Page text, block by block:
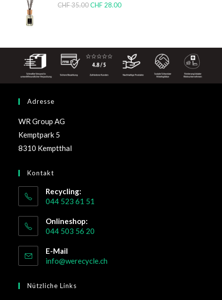
CHF35.00 CHF 28.00
Adresse
WR Group AG
Kemptpark 5
8310 Kemptthal
Kontakt
Recycling:
044 523 61 51
Onlineshop:
044 503 56 20
E-Mail
info@werecycle.ch
Nützliche Links